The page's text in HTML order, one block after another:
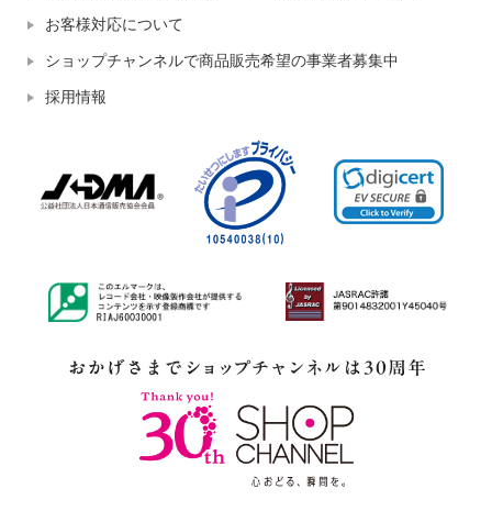
お客様対応について
ショップチャンネルで商品販売希望の事業者募集中
採用情報